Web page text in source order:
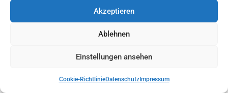
Akzeptieren
Ablehnen
Einstellungen ansehen
Cookie-RichtlinieDatenschutzImpressum